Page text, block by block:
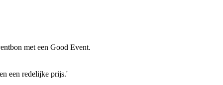
met een Good Event.
een redelijke prijs.'